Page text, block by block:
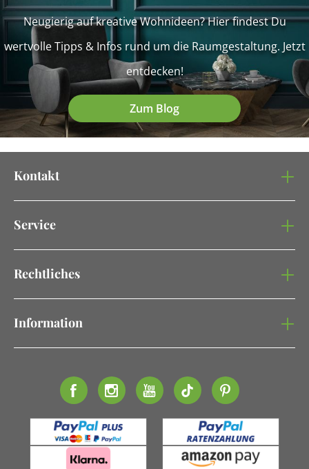
Neugierig auf kreative Wohnideen? Hier findest Du
wertvolle Tipps & Infos rund um die Raumgestaltung. Jetzt
entdecken!
Zum Blog
Kontakt
Service
Rechtliches
Information